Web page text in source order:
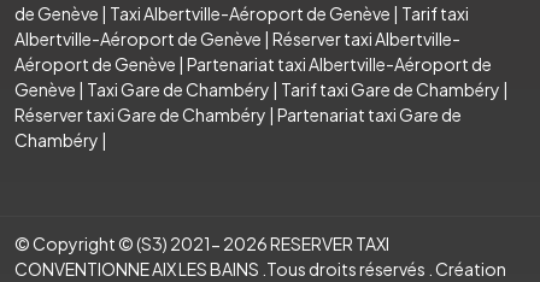
de Genève | Taxi Albertville-Aéroport de Genève | Tarif taxi
Albertville-Aéroport de Genève | Réserver taxi Albertville-
Aéroport de Genève | Partenariat taxi Albertville-Aéroport de
Genève | Taxi Gare de Chambéry | Tarif taxi Gare de Chambéry |
Réserver taxi Gare de Chambéry | Partenariat taxi Gare de
Chambéry |
© Copyright © (S3) 2021- 2026 RESERVER TAXI
CONVENTIONNE AIX LES BAINS .Tous droits réservés . Création